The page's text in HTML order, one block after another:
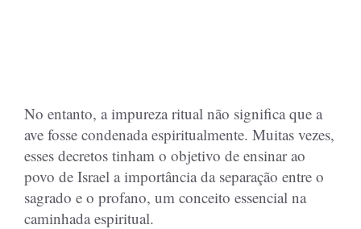
No entanto, a impureza ritual não significa que a
ave fosse condenada espiritualmente. Muitas vezes,
esses decretos tinham o objetivo de ensinar ao
povo de Israel a importância da separação entre o
sagrado e o profano, um conceito essencial na
caminhada espiritual.